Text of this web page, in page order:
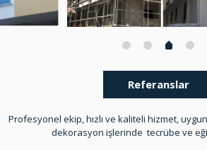
Referanslar
Profesyonel ekip, hızlı ve kaliteli hizmet,
dekorasyon işlerinde tecrübe ve